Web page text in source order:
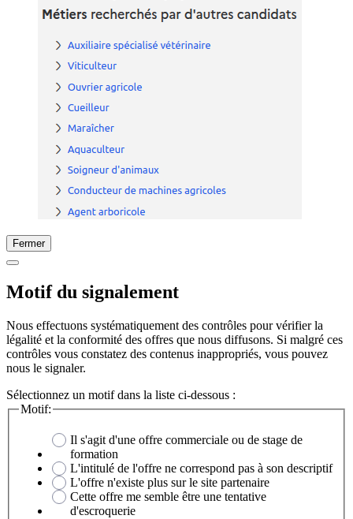
Fermer
Motif du signalement
Nous effectuons systématiquement des contrôles pour vérifier la
légalité et la conformité des offres que nous diffusons. Si malgré ces
contrôles vous constatez des contenus inappropriés, vous pouvez
nous le signaler.
Sélectionnez un motif dans la liste ci-dessous :
Motif:
Il s'agit d'une offre commerciale ou de stage de
formation
L'intitulé de l'offre ne correspond pas à son descriptif
L'offre n'existe plus sur le site partenaire
Cette offre me semble être une tentative
d'escroquerie